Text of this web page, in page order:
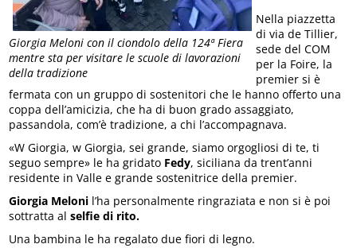
Giorgia Meloni con il ciondolo della 124ª Fiera
mentre sta per visitare le scuole di lavorazioni
della tradizione
Nella piazzetta
di via de Tillier,
sede del COM
per la Foire, la
premier si è
fermata con un gruppo di sostenitori che le hanno offerto una
coppa dell’amicizia, che ha di buon grado assaggiato,
passandola, com’è tradizione, a chi l’accompagnava.
«W Giorgia, w Giorgia, sei grande, siamo orgogliosi di te, ti
seguo sempre» le ha gridato Fedy, siciliana da trent’anni
residente in Valle e grande sostenitrice della premier.
Giorgia Meloni l’ha personalmente ringraziata e non si è poi
sottratta alselfie di rito.
Una bambina le ha regalato due fiori di legno.